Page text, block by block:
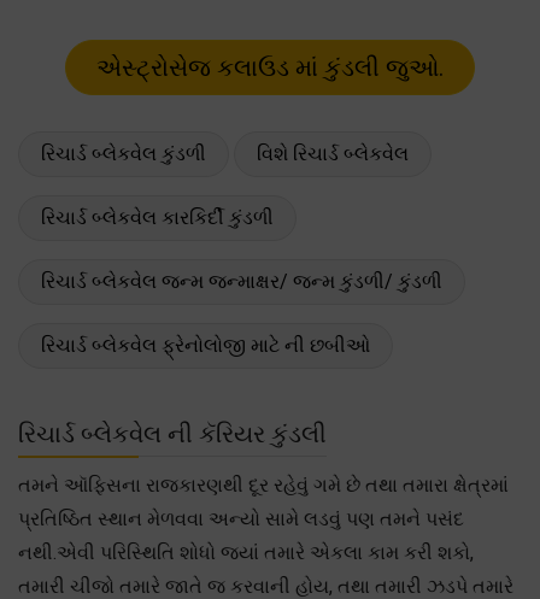
રિચાર્ડ બ્લેકવેલ કુંડળી વિશે રિચાર્ડ બ્લેકવેલ
રિચાર્ડ બ્લેકવેલ કારકિર્દી કુંડળી
રિચાર્ડ બ્લેકવેલ જન્મ જન્માક્ષર/ જન્મ કુંડળી/ કુંડળી
રિચાર્ડ બ્લેકવેલ ફ્રેનોલોજી માટે ની છબીઓ
રિચાર્ડ બ્લેકવેલ ની કૅરિયર કુંડલી
તમને ઑફિસના રાજકારણથી દૂર રહેવું ગમે છે તથા તમારા ક્ષેત્રમાં
પ્રતિષ્ઠિત સ્થાન મેળવવા અન્યો સામે લડવું પણ તમને પસંદ
નથી.એવી પરિસ્થિતિ શોધો જ્યાં તમારે એકલા કામ કરી શકો,
તમારી ચીજો તમારે જાતે જ કરવાની હોય, તથા તમારી ઝડપે તમારે